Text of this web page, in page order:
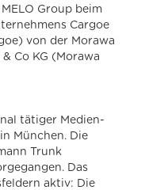
Group beim
Cargoe
von der Morawa
Co KG (Morawa
tätiger Medien-
München. Die
Trunk
Das
aktiv: Die